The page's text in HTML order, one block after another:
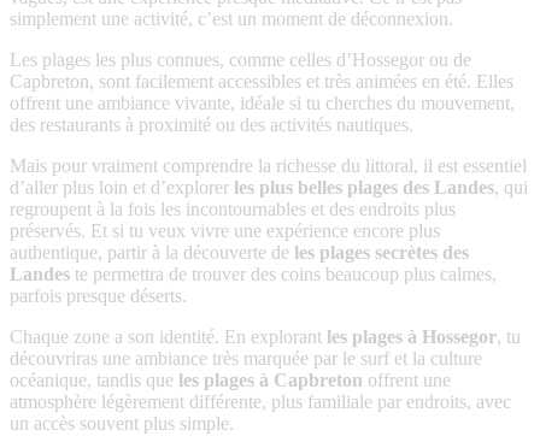
simplement une activité, c’est un moment de déconnexion.
Les plages les plus connues, comme celles d’Hossegor ou de
Capbreton, sont facilement accessibles et très animées en été. Elles
offrent une ambiance vivante, idéale si tu cherches du mouvement,
des restaurants à proximité ou des activités nautiques.
Mais pour vraiment comprendre la richesse du littoral, il est essentiel
d’aller plus loin et d’explorer les plus belles plages des Landes, qui
regroupent à la fois les incontournables et des endroits plus
préservés. Et si tu veux vivre une expérience encore plus
authentique, partir à la découverte de les plages secrètes des
Landes te permettra de trouver des coins beaucoup plus calmes,
parfois presque déserts.
Chaque zone a son identité. En explorant les plages à Hossegor, tu
découvriras une ambiance très marquée par le surf et la culture
océanique, tandis que les plages à Capbreton offrent une
atmosphère légèrement différente, plus familiale par endroits, avec
un accès souvent plus simple.